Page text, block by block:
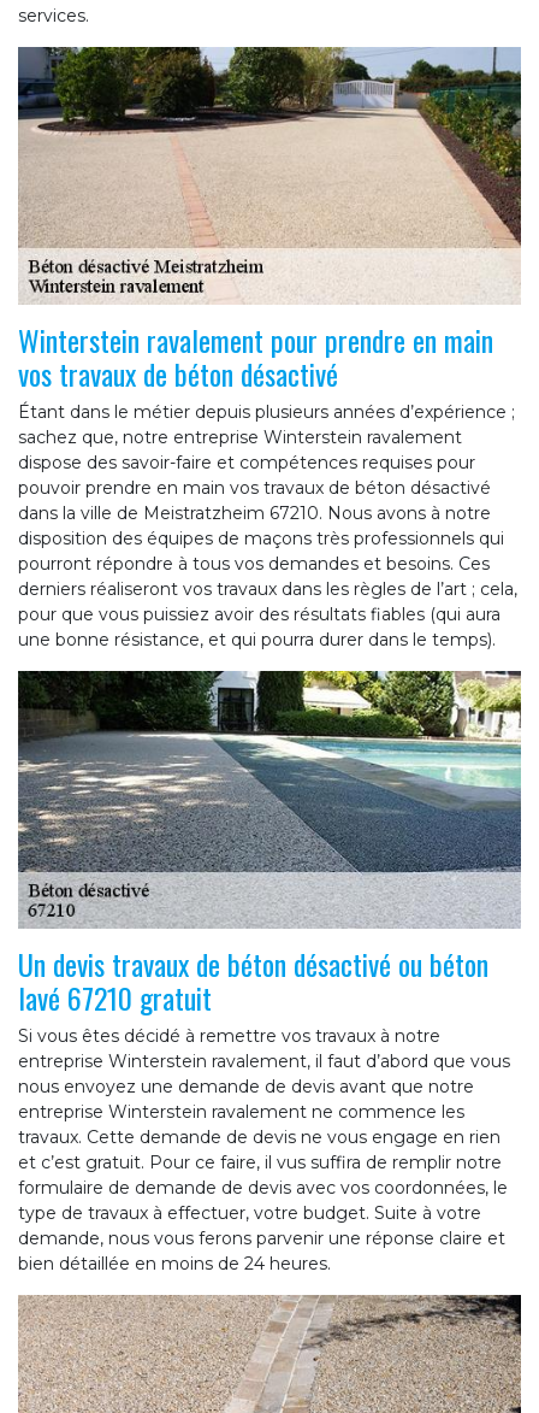
services.
Winterstein ravalement pour prendre en main
vos travaux de béton désactivé
Étant dans le métier depuis plusieurs années d’expérience ;
sachez que, notre entreprise Winterstein ravalement
dispose des savoir-faire et compétences requises pour
pouvoir prendre en main vos travaux de béton désactivé
dans la ville de Meistratzheim 67210. Nous avons à notre
disposition des équipes de maçons très professionnels qui
pourront répondre à tous vos demandes et besoins. Ces
derniers réaliseront vos travaux dans les règles de l’art ; cela,
pour que vous puissiez avoir des résultats fiables (qui aura
une bonne résistance, et qui pourra durer dans le temps).
Un devis travaux de béton désactivé ou béton
lavé 67210 gratuit
Si vous êtes décidé à remettre vos travaux à notre
entreprise Winterstein ravalement, il faut d’abord que vous
nous envoyez une demande de devis avant que notre
entreprise Winterstein ravalement ne commence les
travaux. Cette demande de devis ne vous engage en rien
et c’est gratuit. Pour ce faire, il vus suffira de remplir notre
formulaire de demande de devis avec vos coordonnées, le
type de travaux à effectuer, votre budget. Suite à votre
demande, nous vous ferons parvenir une réponse claire et
bien détaillée en moins de 24 heures.